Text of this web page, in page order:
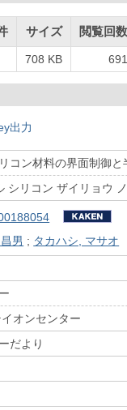
サイズ 閲覧回数
708 KB 691
出力
コン材料の界面制御
シリコン ザイリョウ
男 ; タカハシ, マサオ
オンセンター
だより